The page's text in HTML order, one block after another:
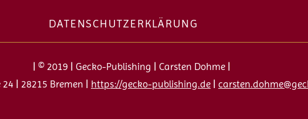
Top
DATENSCHUTZERKLÄRUNG
| © 2019 | Gecko-Publishing | Carsten Dohme |
| 28215 Bremen | https://gecko-publishing.de |